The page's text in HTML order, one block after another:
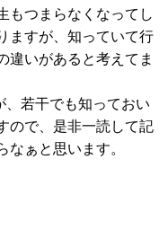
もつまらなくなってし
ますが、知っていて行
違いがあると考えてま
若干でも知っておい
ので、是非一読して記
ぁと思います。